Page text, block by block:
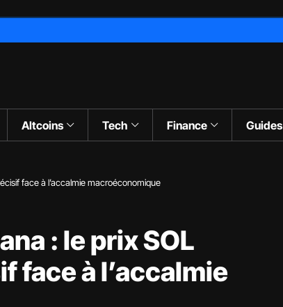
Altcoins Tech Finance Guides
face à l’accalmie macroéconomique
: le prix SOL
face à l’accalmie